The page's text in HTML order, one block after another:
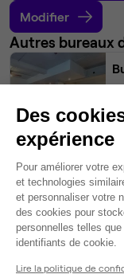
Modifier
Autres bureaux
10
8
1
Des
expérience
Plateforme
Pour améliorer votre
et technologies
et personnaliser votre
des cookies pour
personnelles telles
identifiants de cookie.
Lire la politique de